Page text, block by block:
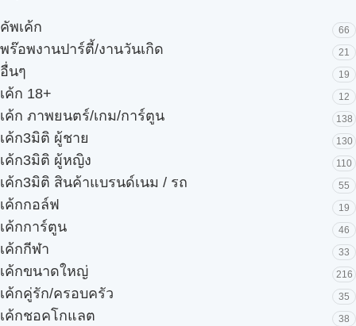
คัพเค้ก 66
พร๊อพงานปาร์ตี้/งานวันเกิด 21
อื่นๆ 19
เค้ก 18+ 12
เค้ก ภาพยนตร์/เกม/การ์ตูน 138
เค้ก3มิติ ผู้ชาย 130
เค้ก3มิติ ผู้หญิง 110
เค้ก3มิติ สินค้าแบรนด์เนม / รถ 55
เค้กกอล์ฟ 19
เค้กการ์ตูน 46
เค้กกีฬา 33
เค้กขนาดใหญ่ 216
เค้กคู่รัก/ครอบครัว 35
เค้กชอคโกแลต 38